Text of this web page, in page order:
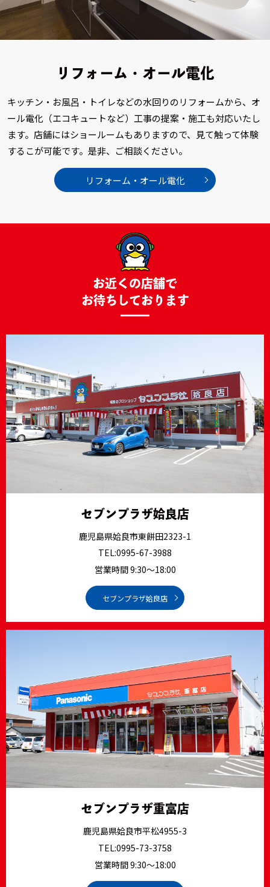
リフォーム・オール電化
キッチン・お風呂・トイレなどの水回りのリフォームから、 オ
ール電化（エコキュートなど）工事の提案・施工も対応いたし
ます。店舗にはショールームもありますので、見て触って体験
するこが可能です。是非、ご相談ください。
リフォーム・オール電化
お近くの店舗で
お待ちしております
セブンプラザ姶良店
鹿児島県姶良市東餅田2323-1
TEL:0995-67-3988
営業時間 9:30～18:00
セブンプラザ姶良店
セブンプラザ重富店
鹿児島県姶良市平松4955-3
TEL:0995-73-3758
営業時間 9:30～18:00